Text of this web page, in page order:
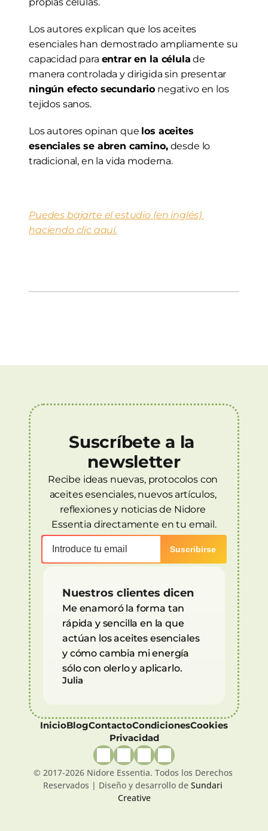
Los autores explican que los aceites
esenciales han demostrado ampliamente su
capacidad para entrar en la célula de
ningún efecto secundario negativo en los
tejidos sanos.
Los autores opinan que los aceites
esenciales se abren camino, desde lo
tradicional, en la vida moderna.
Puedes bajarte el estudio (en inglés)
haciendo clic aquí.
Suscríbete a la
newsletter
Recibe ideas nuevas, protocolos con
aceites esenciales, nuevos artículos,
reflexiones y noticias de Nidore
Essentia directamente en tu email.
Nuestros clientes dicen
Me enamoró la forma tan
rápida y sencilla en la que
actúan los aceites esenciales
y cómo cambia mi energía
sólo con olerlo y aplicarlo.
Julia
InicioBlogContactoCondicionesCookies
Privacidad
© 2017-2026 Nidore Essentia. Todos los Derechos
Reservados | Diseño y desarrollo de Sundari
Creative